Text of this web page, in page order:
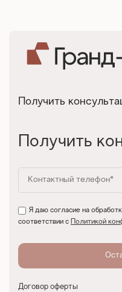
Получить
Получить
Я даю согласие на
соответствии с
Политикой
Договор оферты